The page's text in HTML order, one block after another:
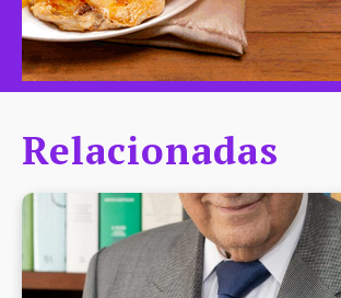
Relacionadas